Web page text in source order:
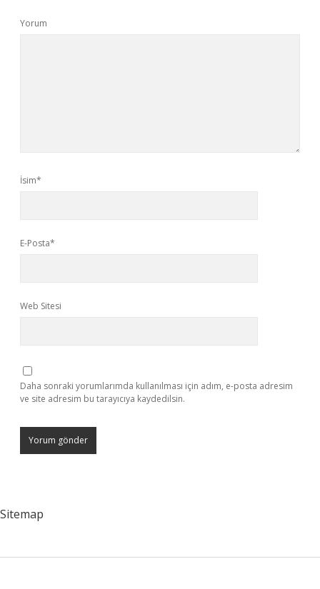
Yorum
İsim*
E-Posta*
Web Sitesi
Daha sonraki yorumlarımda kullanılması için adım, e-posta adresim
ve site adresim bu tarayıcıya kaydedilsin.
Sitemap